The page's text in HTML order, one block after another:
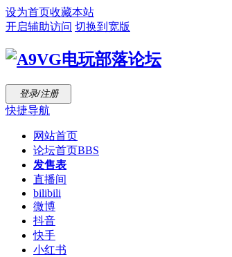
设为首页收藏本站
开启辅助访问 切换到宽版
登录/注册
快捷导航
网站首页
论坛首页BBS
发售表
直播间
bilibili
微博
抖音
快手
小红书